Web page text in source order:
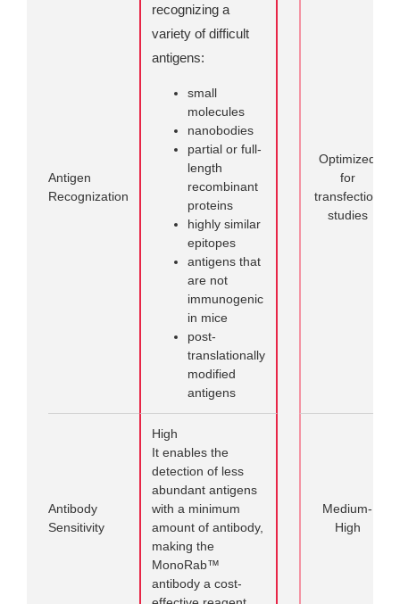
Antigen
Recognization
recognizing a
variety of difficult
antigens:
small
molecules
nanobodies
partial or full-
length
recombinant
proteins
highly similar
epitopes
antigens that
are not
immunogenic
in mice
post-
translationally
modified
antigens
Optimized
for
transfection
studies
Antibody
Sensitivity
High
It enables the
detection of less
abundant antigens
with a minimum
amount of antibody,
making the
MonoRab™
antibody a cost-
Medium-
High